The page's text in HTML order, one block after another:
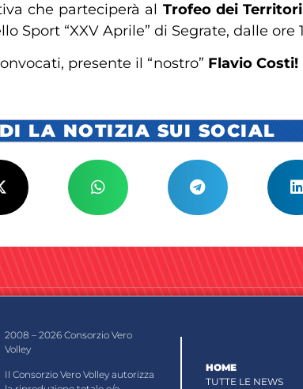
che parteciperà al Trofeo dei Territori
Sport “XXV Aprile” di Segrate, dalle ore
presente il “nostro” Flavio Costi!
LA NOTIZIA SUI SOCIAL
2008 – 2026 Consorzio Vero
Volley
Il Consorzio Vero Volley autorizza
HOME
TUTTE LE NEWS